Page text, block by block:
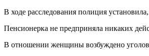
В ходе расследования полиция
Пенсионерка не предприняла никаких
В отношении женщины возбуждено